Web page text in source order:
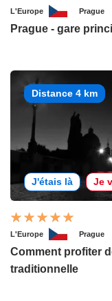
L'Europe Prague
Prague - gare
Distance 4 km
J'étais là Je
L'Europe Prague
Comment profiter
traditionnelle